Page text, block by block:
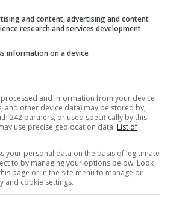
and content, advertising and content
research and services development
information on a device
and information from your device
and other device data) may be stored by,
242 partners, or used specifically by this
use precise geolocation data. List of
your personal data on the basis of legitimate
to by managing your options below. Look
page or in the site menu to manage or
and cookie settings.